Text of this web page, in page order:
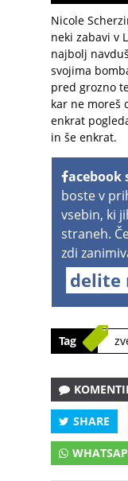
Nicole
neki zabavi v
najbolj
svojima
pred grozno
kar ne moreš
enkrat
in še enkrat.
acebook
boste v
vsebin, ki
straneh.
zdi
delite
Tag
SHARE